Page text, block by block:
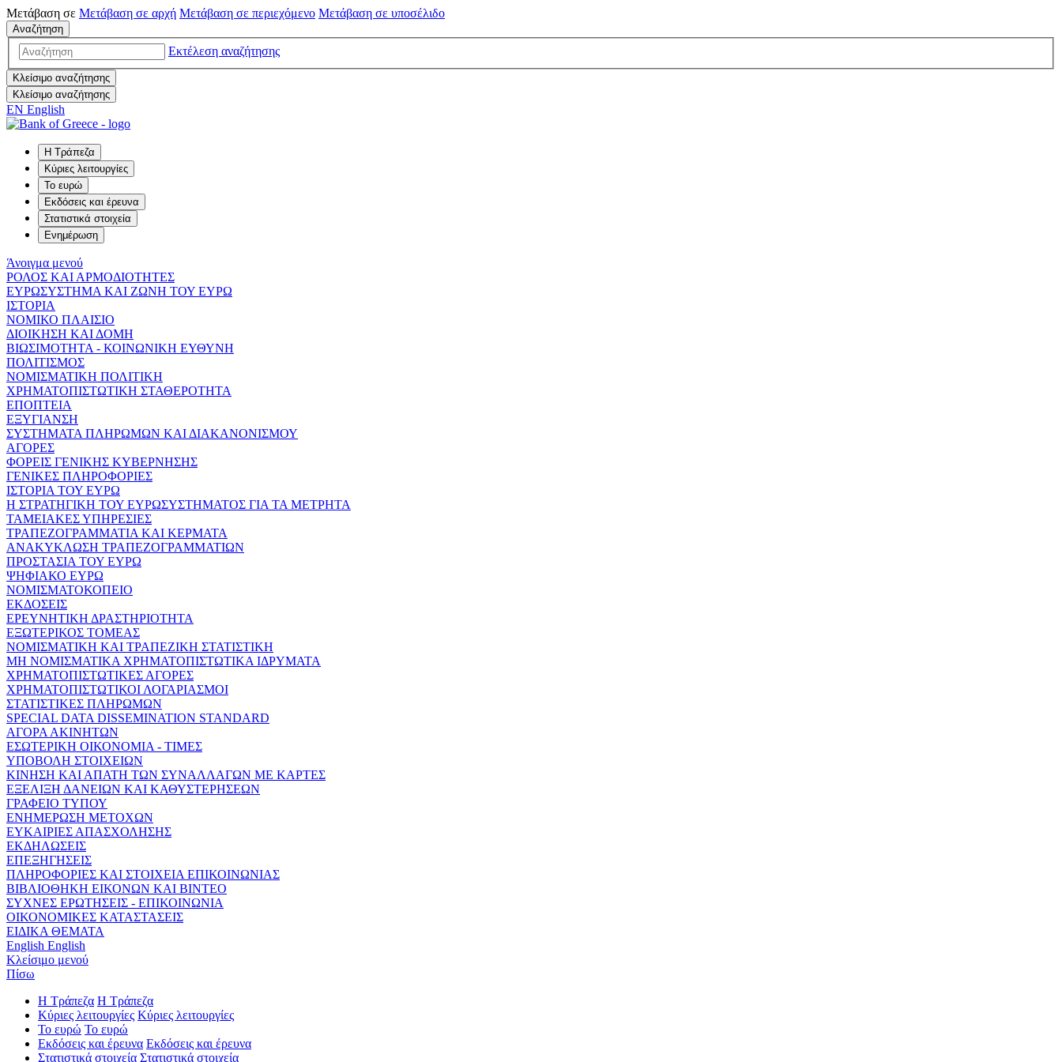
Μετάβαση σε Μετάβαση σε αρχή Μετάβαση σε περιεχόμενο Μετάβαση σε υποσέλιδο
Αναζήτηση
Εκτέλεση αναζήτησης
Κλείσιμο αναζήτησης
Κλείσιμο αναζήτησης
EN English
Η Τράπεζα
Κύριες λειτουργίες
Το ευρώ
Εκδόσεις και έρευνα
Στατιστικά στοιχεία
Ενημέρωση
Άνοιγμα μενού
ΡΟΛΟΣ ΚΑΙ ΑΡΜΟΔΙΟΤΗΤΕΣ
ΕΥΡΩΣΥΣΤΗΜΑ ΚΑΙ ΖΩΝΗ ΤΟΥ ΕΥΡΩ
ΙΣΤΟΡΙΑ
ΝΟΜΙΚΟ ΠΛΑΙΣΙΟ
ΔΙΟΙΚΗΣΗ ΚΑΙ ΔΟΜΗ
ΒΙΩΣΙΜΟΤΗΤΑ - ΚΟΙΝΩΝΙΚΗ ΕΥΘΥΝΗ
ΠΟΛΙΤΙΣΜΟΣ
ΝΟΜΙΣΜΑΤΙΚΗ ΠΟΛΙΤΙΚΗ
ΧΡΗΜΑΤΟΠΙΣΤΩΤΙΚΗ ΣΤΑΘΕΡΟΤΗΤΑ
ΕΠΟΠΤΕΙΑ
ΕΞΥΓΙΑΝΣΗ
ΣΥΣΤΗΜΑΤΑ ΠΛΗΡΩΜΩΝ ΚΑΙ ΔΙΑΚΑΝΟΝΙΣΜΟΥ
ΑΓΟΡΕΣ
ΦΟΡΕΙΣ ΓΕΝΙΚΗΣ ΚΥΒΕΡΝΗΣΗΣ
ΓΕΝΙΚΕΣ ΠΛΗΡΟΦΟΡΙΕΣ
ΙΣΤΟΡΙΑ ΤΟΥ ΕΥΡΩ
Η ΣΤΡΑΤΗΓΙΚΗ ΤΟΥ ΕΥΡΩΣΥΣΤΗΜΑΤΟΣ ΓΙΑ ΤΑ ΜΕΤΡΗΤΑ
ΤΑΜΕΙΑΚΕΣ ΥΠΗΡΕΣΙΕΣ
ΤΡΑΠΕΖΟΓΡΑΜΜΑΤΙΑ ΚΑΙ ΚΕΡΜΑΤΑ
ΑΝΑΚΥΚΛΩΣΗ ΤΡΑΠΕΖΟΓΡΑΜΜΑΤΙΩΝ
ΠΡΟΣΤΑΣΙΑ ΤΟΥ ΕΥΡΩ
ΨΗΦΙΑΚΟ ΕΥΡΩ
ΝΟΜΙΣΜΑΤΟΚΟΠΕΙΟ
ΕΚΔΟΣΕΙΣ
ΕΡΕΥΝΗΤΙΚΗ ΔΡΑΣΤΗΡΙΟΤΗΤΑ
ΕΞΩΤΕΡΙΚΟΣ ΤΟΜΕΑΣ
ΝΟΜΙΣΜΑΤΙΚΗ ΚΑΙ ΤΡΑΠΕΖΙΚΗ ΣΤΑΤΙΣΤΙΚΗ
ΜΗ ΝΟΜΙΣΜΑΤΙΚΑ ΧΡΗΜΑΤΟΠΙΣΤΩΤΙΚΑ ΙΔΡΥΜΑΤΑ
ΧΡΗΜΑΤΟΠΙΣΤΩΤΙΚΕΣ ΑΓΟΡΕΣ
ΧΡΗΜΑΤΟΠΙΣΤΩΤΙΚΟΙ ΛΟΓΑΡΙΑΣΜΟΙ
ΣΤΑΤΙΣΤΙΚΕΣ ΠΛΗΡΩΜΩΝ
SPECIAL DATA DISSEMINATION STANDARD
ΑΓΟΡΑ ΑΚΙΝΗΤΩΝ
ΕΣΩΤΕΡΙΚΗ ΟΙΚΟΝΟΜΙΑ - ΤΙΜΕΣ
ΥΠΟΒΟΛΗ ΣΤΟΙΧΕΙΩΝ
ΚΙΝΗΣΗ ΚΑΙ ΑΠΑΤΗ ΤΩΝ ΣΥΝΑΛΛΑΓΩΝ ΜΕ ΚΑΡΤΕΣ
ΕΞΕΛΙΞΗ ΔΑΝΕΙΩΝ ΚΑΙ ΚΑΘΥΣΤΕΡΗΣΕΩΝ
ΓΡΑΦΕΙΟ ΤΥΠΟΥ
ΕΝΗΜΕΡΩΣΗ ΜΕΤΟΧΩΝ
ΕΥΚΑΙΡΙΕΣ ΑΠΑΣΧΟΛΗΣΗΣ
ΕΚΔΗΛΩΣΕΙΣ
ΕΠΕΞΗΓΗΣΕΙΣ
ΠΛΗΡΟΦΟΡΙΕΣ ΚΑΙ ΣΤΟΙΧΕΙΑ ΕΠΙΚΟΙΝΩΝΙΑΣ
ΒΙΒΛΙΟΘΗΚΗ ΕΙΚΟΝΩΝ ΚΑΙ ΒΙΝΤΕΟ
ΣΥΧΝΕΣ ΕΡΩΤΗΣΕΙΣ - ΕΠΙΚΟΙΝΩΝΙΑ
ΟΙΚΟΝΟΜΙΚΕΣ ΚΑΤΑΣΤΑΣΕΙΣ
ΕΙΔΙΚΑ ΘΕΜΑΤΑ
English English
Κλείσιμο μενού
Πίσω
Η Τράπεζα Η Τράπεζα
Κύριες λειτουργίες Κύριες λειτουργίες
Το ευρώ Το ευρώ
Εκδόσεις και έρευνα Εκδόσεις και έρευνα
Στατιστικά στοιχεία Στατιστικά στοιχεία